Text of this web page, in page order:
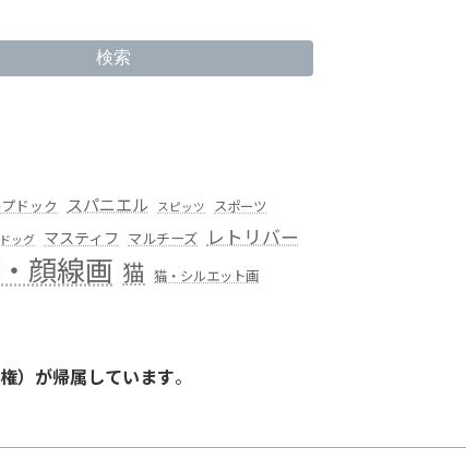
検索
ドック スパニエル スピッツ スポーツ
ッグ マスティフ マルチーズ レトリバー
顔線画 猫 猫・シルエット画
）が帰属しています。